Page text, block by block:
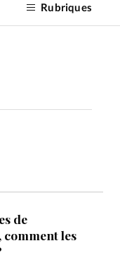
Rubriques
de
comment les